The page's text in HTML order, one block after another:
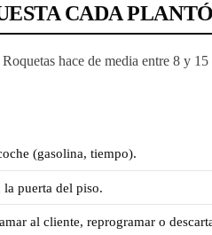
CADA
hace de media entre 8 y
(gasolina, tiempo).
la puerta del piso.
al cliente, reprogramar o